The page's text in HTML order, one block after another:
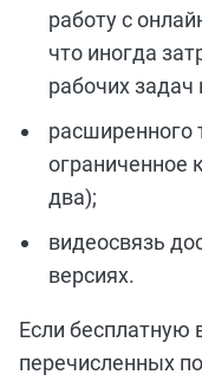
работу с
что иногда
рабочих
расширенного
ограниченное
два);
видеосвязь
версиях.
Если бесплатную
перечисленных